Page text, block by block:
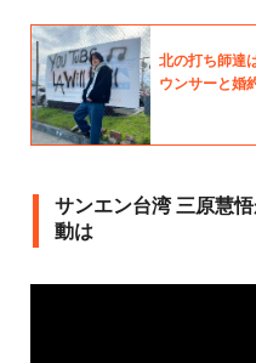
サンエン台湾 三原慧
動は